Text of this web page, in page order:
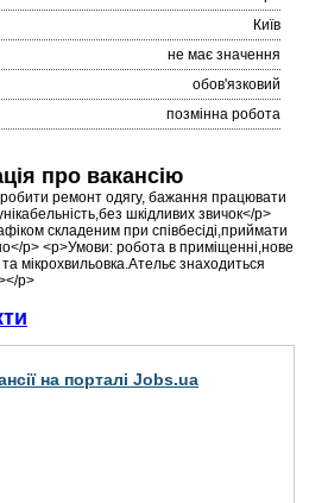
Київ
не має значення
обов'язковий
позмінна робота
про вакансію
ремонт одягу, бажання працювати
шкідливих звичок</p>
складеним при співбесіді,приймати
p> <p>Умови: робота в приміщенні,нове
мікрохвильовка.Ательє знаходиться
p>
на порталі Jobs.ua